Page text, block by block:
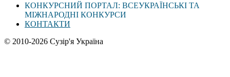
КОНКУРСНИЙ ПОРТАЛ: ВСЕУКРАЇНСЬКІ ТА
МІЖНАРОДНІ КОНКУРСИ
КОНТАКТИ
© 2010-2026 Сузір'я Україна